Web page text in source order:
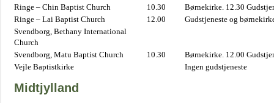
Ringe – Chin Baptist Church
10.30
Børnekirke. 12.30
Ringe – Lai Baptist Church
12.00
Gudstjeneste og
Svendborg, Bethany International
Church
Svendborg, Matu Baptist Church
10.30
Børnekirke. 12.00
Vejle Baptistkirke
Ingen gudstjeneste
Midtjylland